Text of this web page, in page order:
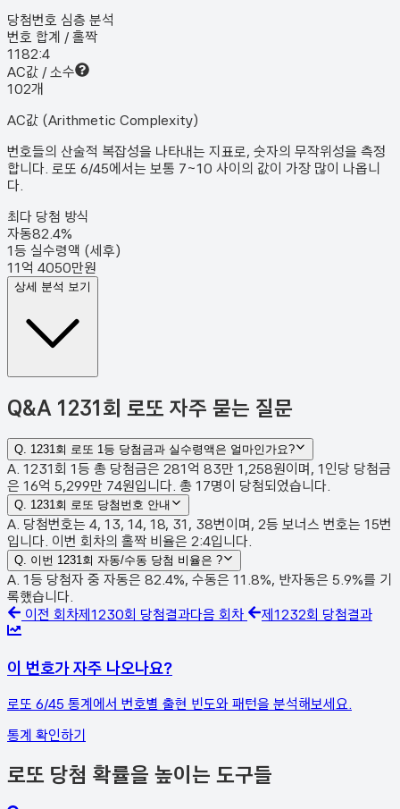
당첨번호 심층 분석
번호 합계 / 홀짝
1182:4
AC값 / 소수
102개
AC값 (Arithmetic Complexity)
번호들의 산술적 복잡성을 나타내는 지표로, 숫자의 무작위성을 측정
합니다. 로또 6/45에서는 보통 7~10 사이의 값이 가장 많이 나옵니
다.
최다 당첨 방식
자동82.4%
1등 실수령액 (세후)
11억 4050만원
상세 분석 보기
Q&A 1231회 로또 자주 묻는 질문
Q. 1231회 로또 1등 당첨금과 실수령액은 얼마인가요?
A. 1231회 1등 총 당첨금은 281억 83만 1,258원이며, 1인당 당첨금
은 16억 5,299만 74원입니다. 총 17명이 당첨되었습니다.
Q. 1231회 로또 당첨번호 안내
A. 당첨번호는 4, 13, 14, 18, 31, 38번이며, 2등 보너스 번호는 15번
입니다. 이번 회차의 홀짝 비율은 2:4입니다.
Q. 이번 1231회 자동/수동 당첨 비율은 ?
A. 1등 당첨자 중 자동은 82.4%, 수동은 11.8%, 반자동은 5.9%를 기
록했습니다.
이전 회차제 1230회 당첨결과다음 회차 제 1232회 당첨결과
이 번호가 자주 나오나요?
로또 6/45 통계에서 번호별 출현 빈도와 패턴을 분석해보세요.
통계 확인하기
로또 당첨 확률을 높이는 도구들